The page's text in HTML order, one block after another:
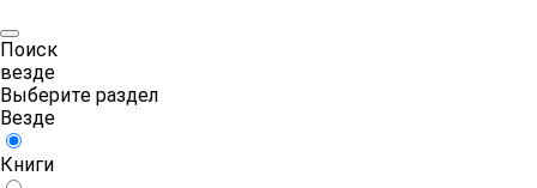
Поиск
везде
Выберите раздел
Везде
Книги